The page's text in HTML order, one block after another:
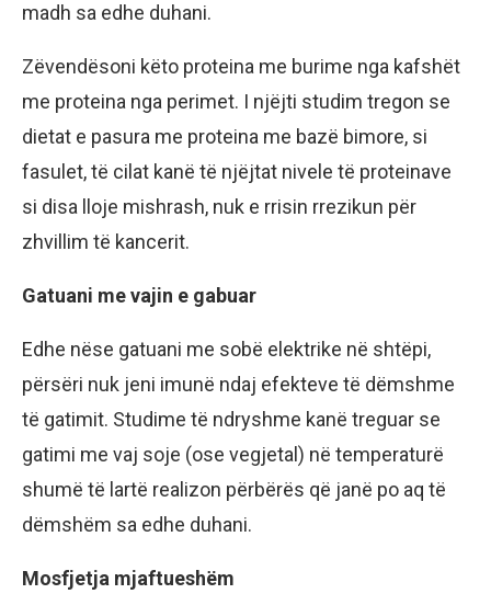
madh sa edhe duhani.
Zëvendësoni këto proteina me burime nga kafshët
me proteina nga perimet. I njëjti studim tregon se
dietat e pasura me proteina me bazë bimore, si
fasulet, të cilat kanë të njëjtat nivele të proteinave
si disa lloje mishrash, nuk e rrisin rrezikun për
zhvillim të kancerit.
Gatuani me vajin e gabuar
Edhe nëse gatuani me sobë elektrike në shtëpi,
përsëri nuk jeni imunë ndaj efekteve të dëmshme
të gatimit. Studime të ndryshme kanë treguar se
gatimi me vaj soje (ose vegjetal) në temperaturë
shumë të lartë realizon përbërës që janë po aq të
dëmshëm sa edhe duhani.
Mosfjetja mjaftueshëm